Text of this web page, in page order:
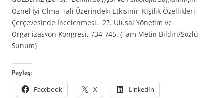
Öznel İyi Olma Hali Üzerindeki Etkisinin Kişilik Özellikleri
Çerçevesinde İncelenmesi. 27. Ulusal Yönetim ve
Organizasyon Kongresi, 734-745. (Tam Metin Bildiri/Sözlü
Sunum)
Paylaş:
Facebook X LinkedIn